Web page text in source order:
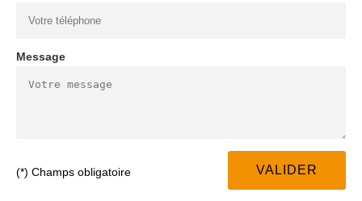
Message
(*) Champs obligatoire